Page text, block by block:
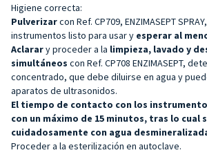
Higiene correcta:
Pulverizarcon Ref. CP709, ENZIMASEPT SPRAY,
instrumentos listo para usar y esperar al
Aclarary proceder a la limpieza, lavado y
simultáneos con Ref. CP708 ENZIMASEPT,
concentrado, que debe diluirse en agua y
aparatos de ultrasonidos.
El tiempo de contacto con los
con un máximo de 15 minutos, tras lo cual
cuidadosamente con agua
Proceder a la esterilización en autoclave.